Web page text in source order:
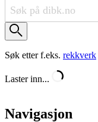
Søk etter f.eks. rekkverk
Laster inn...
Navigasjon